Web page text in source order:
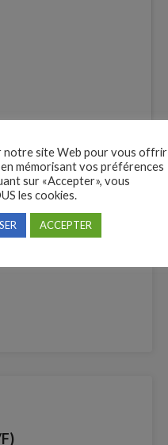
notre site Web pour vous offrir
mémorisant vos préférences
sur «Accepter», vous
les cookies.
ACCEPTER